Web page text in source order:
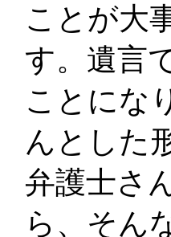
ことが大
す。遺言
ことにな
んとした
弁護士さ
ら、そん